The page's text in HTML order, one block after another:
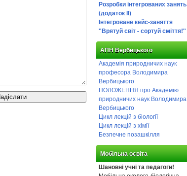
Розробки інтегрованих занять
(додаток ІІ)
Інтегроване кейс-заняття
"Врятуй світ - сортуй сміття!"
АПН Вербицького
Академія природничих наук
професора Володимира
Вербицького
ПОЛОЖЕННЯ про Академію
природничих наук Володимира
Вербицького
Цикл лекцій з біології
Цикл лекцій з хімії
Безпечне позашкілля
Мобільна освіта
Шановні учні та педагоги!